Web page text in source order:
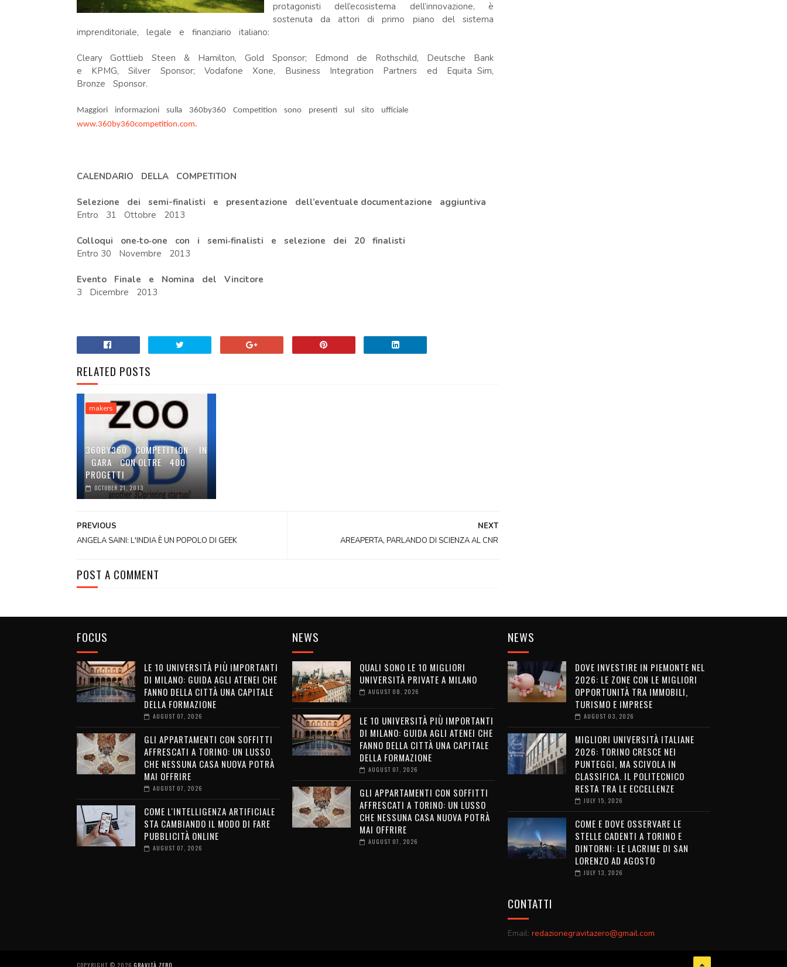
protagonisti dell’ecosistema dell’innovazione, è
sostenuta da attori di primo piano del sistema
imprenditoriale, legale e finanziario italiano:
Cleary Gottlieb Steen & Hamilton, Gold Sponsor; Edmond de Rothschild, Deutsche Bank
e KPMG, Silver Sponsor; Vodafone Xone, Business Integration Partners ed Equita Sim,
Bronze Sponsor.
Maggiori informazioni sulla 360by360 Competition sono presenti sul sito ufficiale
www.360by360competition.com.
CALENDARIO DELLA COMPETITION
Selezione dei semi-finalisti e presentazione dell’eventuale documentazione aggiuntiva
Entro 31 Ottobre 2013
Colloqui one‐to‐one con i semi‐finalisti e selezione dei 20 finalisti
Entro 30 Novembre 2013
Evento Finale e Nomina del Vincitore
3 Dicembre 2013
RELATED POSTS
makers
360BY360 COMPETITION: IN
GARA CON OLTRE 400
PROGETTI
OCTOBER 21, 2013
NEXT
AREAPERTA, PARLANDO DI SCIENZA AL CNR
PREVIOUS
ANGELA SAINI: L'INDIA È UN POPOLO DI GEEK
POST A COMMENT
FOCUS
LE 10 UNIVERSITÀ PIÙ IMPORTANTI
DI MILANO: GUIDA AGLI ATENEI CHE
FANNO DELLA CITTÀ UNA CAPITALE
DELLA FORMAZIONE
AUGUST 07, 2026
GLI APPARTAMENTI CON SOFFITTI
AFFRESCATI A TORINO: UN LUSSO
CHE NESSUNA CASA NUOVA POTRÀ
MAI OFFRIRE
AUGUST 07, 2026
COME L'INTELLIGENZA ARTIFICIALE
STA CAMBIANDO IL MODO DI FARE
PUBBLICITÀ ONLINE
AUGUST 07, 2026
NEWS
QUALI SONO LE 10 MIGLIORI
UNIVERSITÀ PRIVATE A MILANO
AUGUST 08, 2026
LE 10 UNIVERSITÀ PIÙ IMPORTANTI
DI MILANO: GUIDA AGLI ATENEI CHE
FANNO DELLA CITTÀ UNA CAPITALE
DELLA FORMAZIONE
AUGUST 07, 2026
GLI APPARTAMENTI CON SOFFITTI
AFFRESCATI A TORINO: UN LUSSO
CHE NESSUNA CASA NUOVA POTRÀ
MAI OFFRIRE
AUGUST 07, 2026
NEWS
DOVE INVESTIRE IN PIEMONTE NEL
2026: LE ZONE CON LE MIGLIORI
OPPORTUNITÀ TRA IMMOBILI,
TURISMO E IMPRESE
AUGUST 03, 2026
MIGLIORI UNIVERSITÀ ITALIANE
2026: TORINO CRESCE NEI
PUNTEGGI, MA SCIVOLA IN
CLASSIFICA. IL POLITECNICO
RESTA TRA LE ECCELLENZE
JULY 15, 2026
COME E DOVE OSSERVARE LE
STELLE CADENTI A TORINO E
DINTORNI: LE LACRIME DI SAN
LORENZO AD AGOSTO
JULY 13, 2026
CONTATTI
Email: redazionegravitazero@gmail.com
COPYRIGHT © 2026 GRAVITÀ ZERO